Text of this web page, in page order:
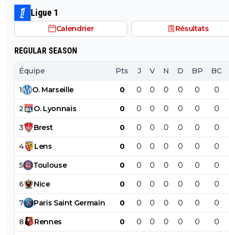
Ligue 1
Calendrier Résultats
REGULAR SEASON
Équipe Pts J V N D BP BC
1 O. Marseille 0 0 0 0 0 0 0
2 O. Lyonnais 0 0 0 0 0 0 0
3 Brest 0 0 0 0 0 0 0
4 Lens 0 0 0 0 0 0 0
5 Toulouse 0 0 0 0 0 0 0
6 Nice 0 0 0 0 0 0 0
7 Paris Saint Germain 0 0 0 0 0 0 0
8 Rennes 0 0 0 0 0 0 0